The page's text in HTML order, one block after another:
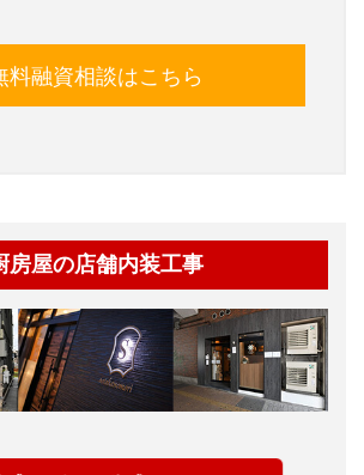
料融資相談はこちら
房屋の店舗内装工事